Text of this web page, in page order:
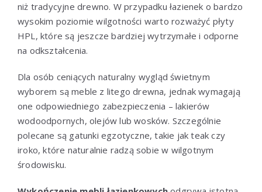
niż tradycyjne drewno. W przypadku łazienek o bardzo
wysokim poziomie wilgotności warto rozważyć płyty
HPL, które są jeszcze bardziej wytrzymałe i odporne
na odkształcenia.
Dla osób ceniących naturalny wygląd świetnym
wyborem są meble z litego drewna, jednak wymagają
one odpowiedniego zabezpieczenia – lakierów
wodoodpornych, olejów lub wosków. Szczególnie
polecane są gatunki egzotyczne, takie jak teak czy
iroko, które naturalnie radzą sobie w wilgotnym
środowisku.